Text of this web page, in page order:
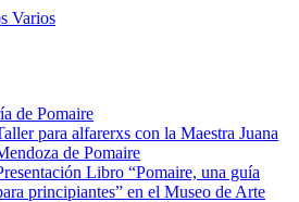
de Pomaire
para alfarerxs con la Maestra Juana
de Pomaire
Libro “Pomaire, una guía
principiantes” en el Museo de Arte